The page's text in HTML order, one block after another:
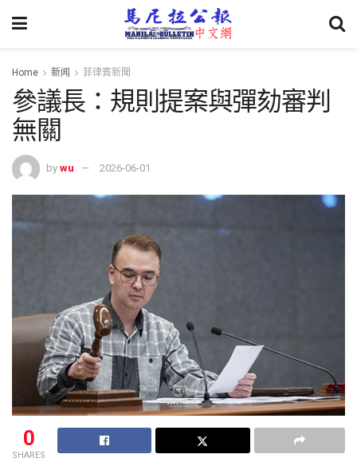
Home 新闻 菲律賓新聞
參議長：規則提案與彈劾審判
無關
by wu 2026-06-01
0
SHARES